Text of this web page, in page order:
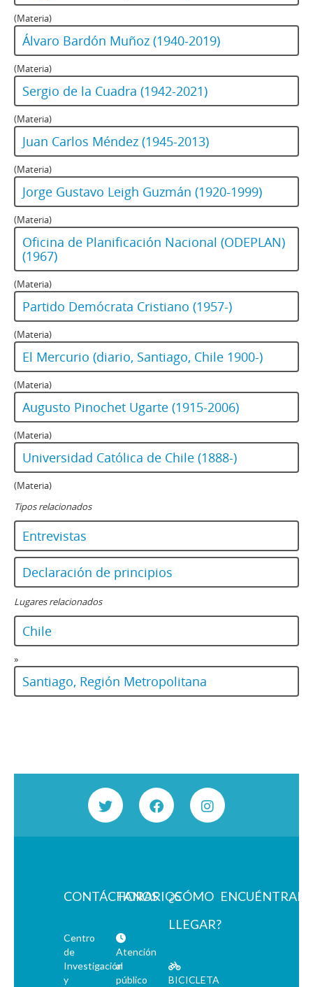
(Materia)
Álvaro Bardón Muñoz (1940-2019)
(Materia)
Sergio de la Cuadra (1942-2021)
(Materia)
Juan Carlos Méndez (1945-2013)
(Materia)
Jorge Gustavo Leigh Guzmán (1920-1999)
(Materia)
Oficina de Planificación Nacional (ODEPLAN)
(1967)
(Materia)
Partido Demócrata Cristiano (1957-)
(Materia)
El Mercurio (diario, Santiago, Chile 1900-)
(Materia)
Augusto Pinochet Ugarte (1915-2006)
(Materia)
Universidad Católica de Chile (1888-)
(Materia)
Tipos relacionados
Entrevistas
Declaración de principios
Lugares relacionados
Chile
»
Santiago, Región Metropolitana
CONTÁCTANOS
Centro
de
Investigación
y
HORARIOS
Atención
al
público
¿CÓMO
LLEGAR?
BICICLETA